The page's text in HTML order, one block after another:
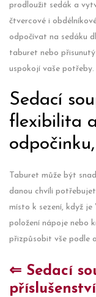
prodloužit sedák a
čtvercové i
odpočívat na sedáku
taburet nebo
uspokojí vaše potřeby.
Sedací
flexibilita
odpočinku,
Taburet může být
danou chvíli
místo k sezení, když
položení nápoje nebo
přizpůsobit vše podle
⇐ Sedací